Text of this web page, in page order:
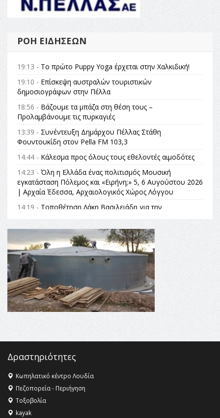
ΡΟΉ ΕΙΔΉΣΕΩΝ
19:13 - Το πρώτο Puppy Yoga έρχεται στην Χαλκιδική!
19:10 - Επίσκεψη αυστραλών τουριστικών
δημοσιογράφων στην Πέλλα
18:56 - Βάζουμε τα μπάζα στη θέση τους –
Προλαμβάνουμε τις πυρκαγιές
13:39 - Συνέντευξη Δημάρχου Πέλλας Στάθη
Φουντουκίδη στον Pella FM 103,3
14:44 - Κάλεσμα προς όλους τους εθελοντές αιμοδότες
14:23 - Όλη η Ελλάδα ένας πολιτισμός Μουσική
εγκατάσταση Πόλεμος και «Ειρήνη;» 5, 6 Αυγούστου 2026
| Αρχαία Έδεσσα, Αρχαιολογικός Χώρος Λόγγου
14:19 - Τοποθέτηση Λάκη Βασιλειάδη για την
Αναθεώρηση του Συντάγματος: «Σε τέτοιες κορυφαίες
θεσμικές διαδικασίες υπάρχει μόνο η ευθύνη απέναντι
στις επόμενες γενιές»
16:35 -Το πρόγραμμα του ΠΑΟΚ στον δεύτερο γύρο του
Champions League!
16:27 -Όλυμπος: Εντάχθηκε στον Κατάλογο Παγκόσμιας
Κληρονομιάς της UNESCO – Ομόφωνη η απόφαση Ο
Όλυμπος αναγνωρίστηκε ως φυσικό και πολιτιστικό
αγαθό εξέχουσας οικουμενικής αξίας για την
ανθρωπότητα
16:18 -
ΕΝΟΡΙΑΚΕΣ ΚΑΛΟΚΑΙΡΙΝΕΣ ΔΡΑΣΕΙΣ ΓΙΑ ΠΑΙΔΙΑ
ΣΤΗΝ ΕΔΕΣΣΑ
Δραστηριότητες
Κωπηλατικό κέντρο Λουδία
Πεζοπορεία - Περιήγηση
Τοξοβολία
kayak